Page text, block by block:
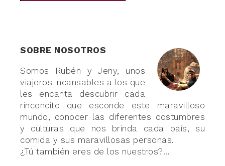
SOBRE NOSOTROS
Somos Rubén y Jeny, unos
viajeros incansables a los que
les encanta descubrir cada
rinconcito que esconde este maravilloso
mundo, conocer las diferentes costumbres
y culturas que nos brinda cada país, su
comida y sus maravillosas personas.
¿Tú también eres de los nuestros?...